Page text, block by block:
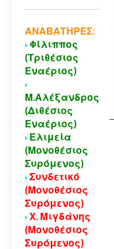
ΑΝΑΒΑΤΗΡΕΣ:
Φίλιππος
(Τριθέσιος
Εναέριος)
Μ.Αλέξανδρος
(Διθέσιος
Εναέριος)
Ελιμεία
(Μονοθέσιος
Συρόμενος)
Συνδετικό
(Μονοθέσιος
Συρόμενος)
Χ. Μιγδάνης
(Μονοθέσιος
Συρόμενος)